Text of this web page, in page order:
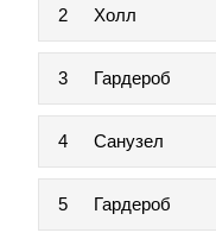
2 Холл
3 Гардероб
4 Санузел
5 Гардероб